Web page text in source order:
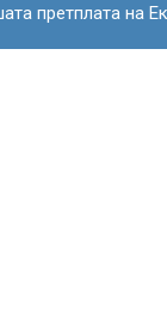
претплата на